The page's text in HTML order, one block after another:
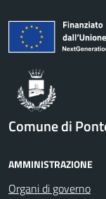
Comune di
AMMINISTRAZIONE
Organi di governo